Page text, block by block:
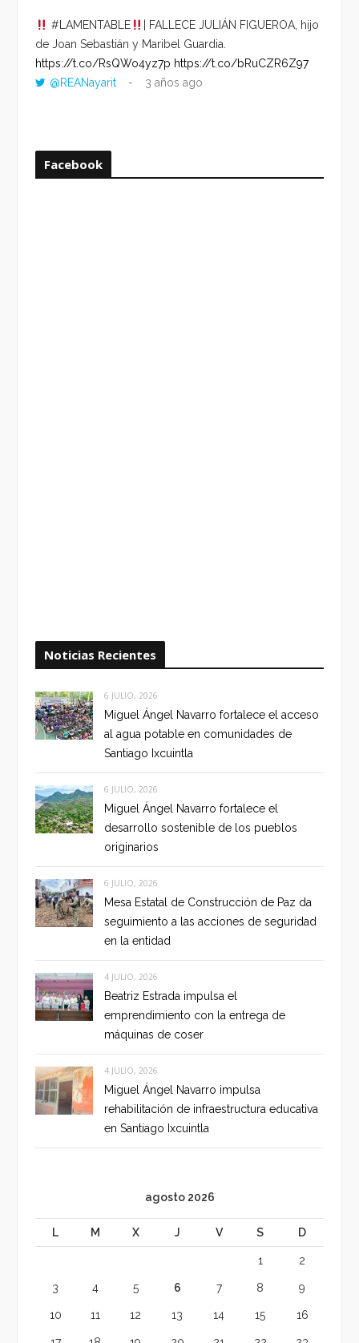
#LAMENTABLE
| FALLECE JULIÁN FIGUEROA, hijo
de Joan Sebastián y Maribel Guardia.
https://t.co/RsQWo4yz7p https://t.co/bRuCZR6Z97
@REANayarit
3 años ago
Facebook
Noticias Recientes
6 JULIO, 2026
Miguel Ángel Navarro fortalece el acceso
al agua potable en comunidades de
Santiago Ixcuintla
6 JULIO, 2026
Miguel Ángel Navarro fortalece el
desarrollo sostenible de los pueblos
originarios
6 JULIO, 2026
Mesa Estatal de Construcción de Paz da
seguimiento a las acciones de seguridad
en la entidad
4 JULIO, 2026
Beatriz Estrada impulsa el
emprendimiento con la entrega de
máquinas de coser
4 JULIO, 2026
Miguel Ángel Navarro impulsa
rehabilitación de infraestructura educativa
en Santiago Ixcuintla
agosto 2026
L M X J V S D
1 2
3 4 5 6 7 8 9
10 11 12 13 14 15 16